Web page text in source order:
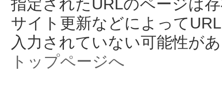
指定されたURLのページは
サイト更新などによって
入力されていない可能性が
トップページへ